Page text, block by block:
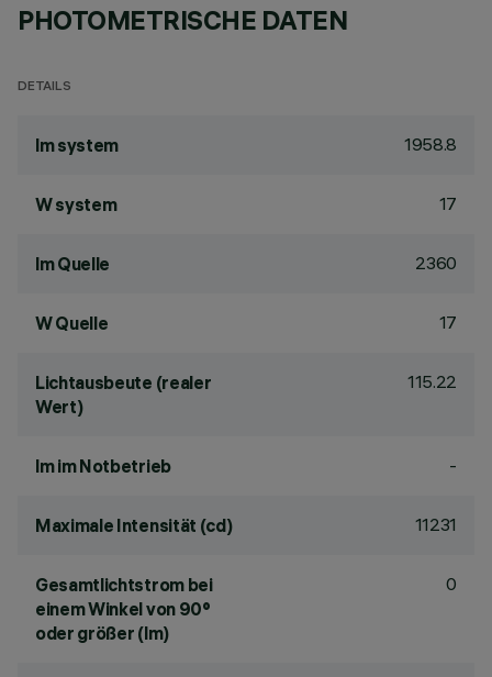
PHOTOMETRISCHE DATEN
DETAILS
lm system 1958.8
W system 17
lm Quelle 2360
W Quelle 17
Lichtausbeute (realer
Wert)
115.22
lm im Notbetrieb -
Maximale Intensität (cd) 11231
Gesamtlichtstrom bei
einem Winkel von 90°
oder größer (lm)
0